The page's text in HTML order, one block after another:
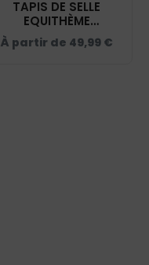
TAPIS DE SELLE
EQUITHÈME
"POLYFUN" - CENTRE
ÉQUESTRE DE
À partir de 49,99 €